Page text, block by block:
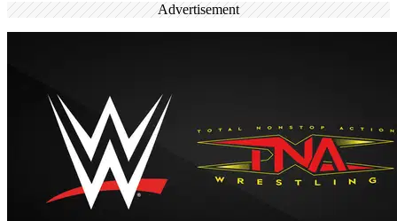
Advertisement